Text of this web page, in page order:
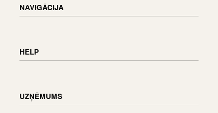
NAVIGĀCIJA
Cart
HELP
Pasūtījuma statuss
UZŅĒMUMS